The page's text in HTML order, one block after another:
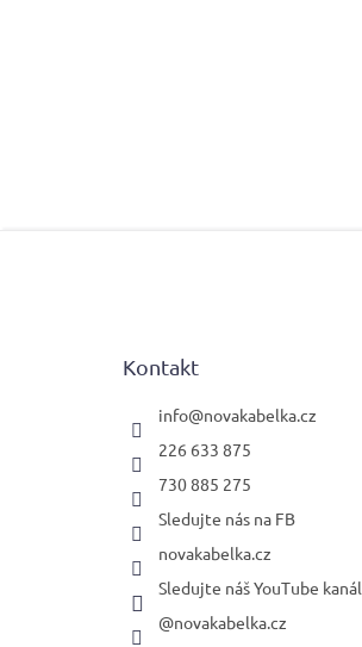
Kontakt
info@novakabelka.cz
226 633 875
730 885 275
Sledujte nás na FB
novakabelka.cz
Sledujte náš YouTube kanál
@novakabelka.cz